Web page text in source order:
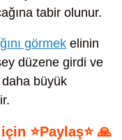
tabir olunur.
görmek elinin
düzene girdi ve
büyük
⭐Paylaş⭐ 🙏